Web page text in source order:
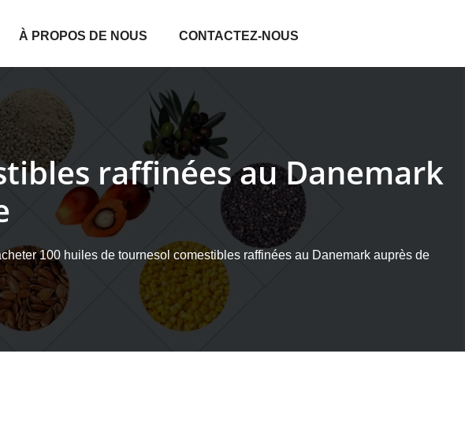
À PROPOS DE NOUS CONTACTEZ-NOUS
raffinées au Danemark
100 huiles de tournesol comestibles raffinées au Danemark auprès de